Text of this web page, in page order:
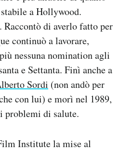
a Hollywood.
Raccontò di averlo fatto per
continuò a lavorare,
nessuna nomination agli
e Settanta. Finì anche a
Sordi (non andò per
con lui) e morì nel 1989,
problemi di salute.
Institute la mise al